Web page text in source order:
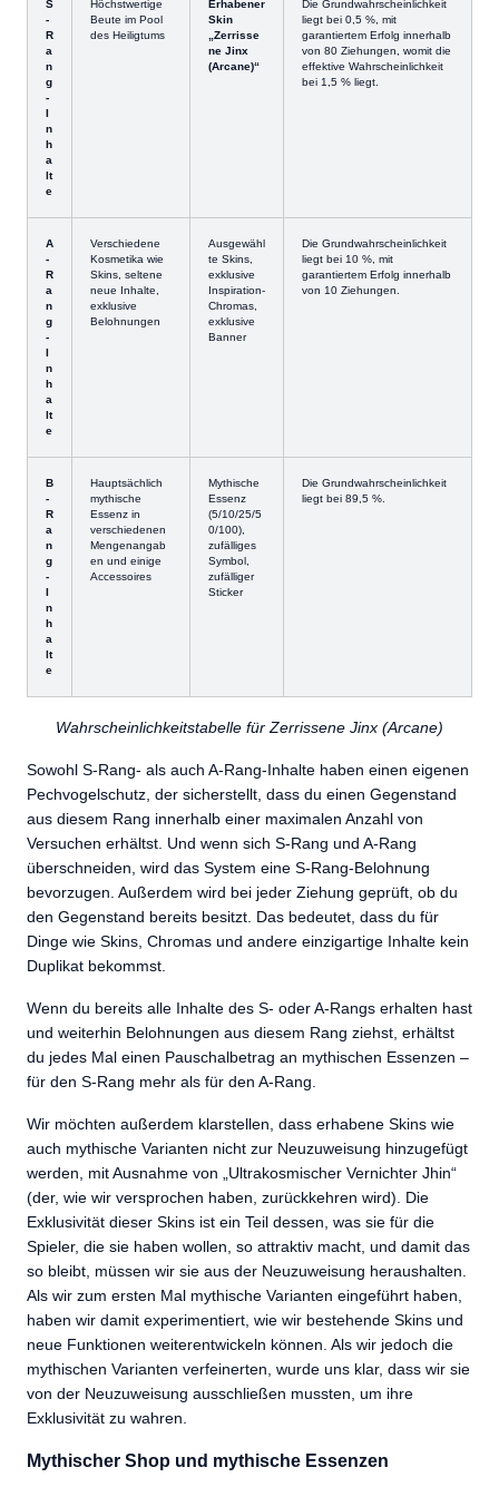
S
-
R
a
n
g
-
I
n
h
a
lt
e
Höchstwertige
Beute im Pool
des Heiligtums
Erhabener
Skin
„Zerrisse
ne Jinx
(Arcane)“
Die Grundwahrscheinlichkeit
liegt bei 0,5 %, mit
garantiertem Erfolg innerhalb
von 80 Ziehungen, womit die
effektive Wahrscheinlichkeit
bei 1,5 % liegt.
A
-
R
a
n
g
-
I
n
h
a
lt
e
Verschiedene
Kosmetika wie
Skins, seltene
neue Inhalte,
exklusive
Belohnungen
Ausgewähl
te Skins,
exklusive
Inspiration-
Chromas,
exklusive
Banner
Die Grundwahrscheinlichkeit
liegt bei 10 %, mit
garantiertem Erfolg innerhalb
von 10 Ziehungen.
B
-
R
a
n
g
-
I
n
h
a
lt
e
Hauptsächlich
mythische
Essenz in
verschiedenen
Mengenangab
en und einige
Accessoires
Mythische
Essenz
(5/10/25/5
0/100),
zufälliges
Symbol,
zufälliger
Sticker
Die Grundwahrscheinlichkeit
liegt bei 89,5 %.
Wahrscheinlichkeitstabelle für Zerrissene Jinx (Arcane)
Sowohl S-Rang- als auch A-Rang-Inhalte haben einen eigenen
Pechvogelschutz, der sicherstellt, dass du einen Gegenstand
aus diesem Rang innerhalb einer maximalen Anzahl von
Versuchen erhältst. Und wenn sich S-Rang und A-Rang
überschneiden, wird das System eine S-Rang-Belohnung
bevorzugen. Außerdem wird bei jeder Ziehung geprüft, ob du
den Gegenstand bereits besitzt. Das bedeutet, dass du für
Dinge wie Skins, Chromas und andere einzigartige Inhalte kein
Duplikat bekommst.
Wenn du bereits alle Inhalte des S- oder A-Rangs erhalten hast
und weiterhin Belohnungen aus diesem Rang ziehst, erhältst
du jedes Mal einen Pauschalbetrag an mythischen Essenzen –
für den S-Rang mehr als für den A-Rang.
Wir möchten außerdem klarstellen, dass erhabene Skins wie
auch mythische Varianten nicht zur Neuzuweisung hinzugefügt
werden, mit Ausnahme von „Ultrakosmischer Vernichter Jhin“
(der, wie wir versprochen haben, zurückkehren wird). Die
Exklusivität dieser Skins ist ein Teil dessen, was sie für die
Spieler, die sie haben wollen, so attraktiv macht, und damit das
so bleibt, müssen wir sie aus der Neuzuweisung heraushalten.
Als wir zum ersten Mal mythische Varianten eingeführt haben,
haben wir damit experimentiert, wie wir bestehende Skins und
neue Funktionen weiterentwickeln können. Als wir jedoch die
mythischen Varianten verfeinerten, wurde uns klar, dass wir sie
von der Neuzuweisung ausschließen mussten, um ihre
Exklusivität zu wahren.
Mythischer Shop und mythische Essenzen